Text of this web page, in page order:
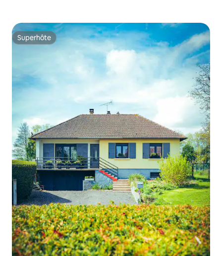
Superhôte
Superhôte